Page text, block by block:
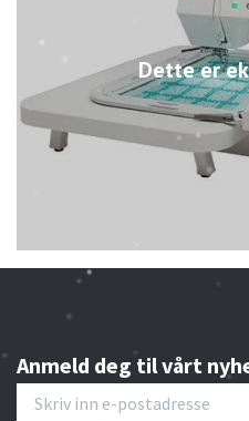
Dette er
Anmeld deg til vårt